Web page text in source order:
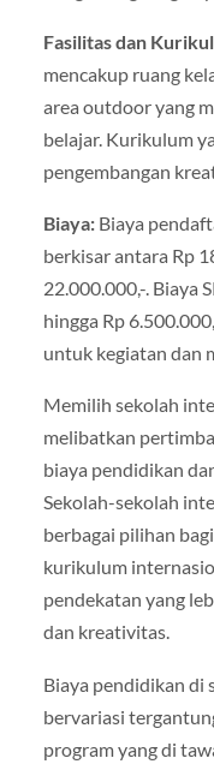
Fasilitas dan
mencakup ruang
area outdoor yang
belajar. Kurikulum
pengembangan
Biaya:Biaya
berkisar antara Rp
22.000.000,-. Biaya
hingga Rp
untuk kegiatan dan
Memilih sekolah
melibatkan
biaya pendidikan
Sekolah-sekolah
berbagai pilihan
kurikulum
pendekatan yang
dan kreativitas.
Biaya pendidikan di
bervariasi
program yang di